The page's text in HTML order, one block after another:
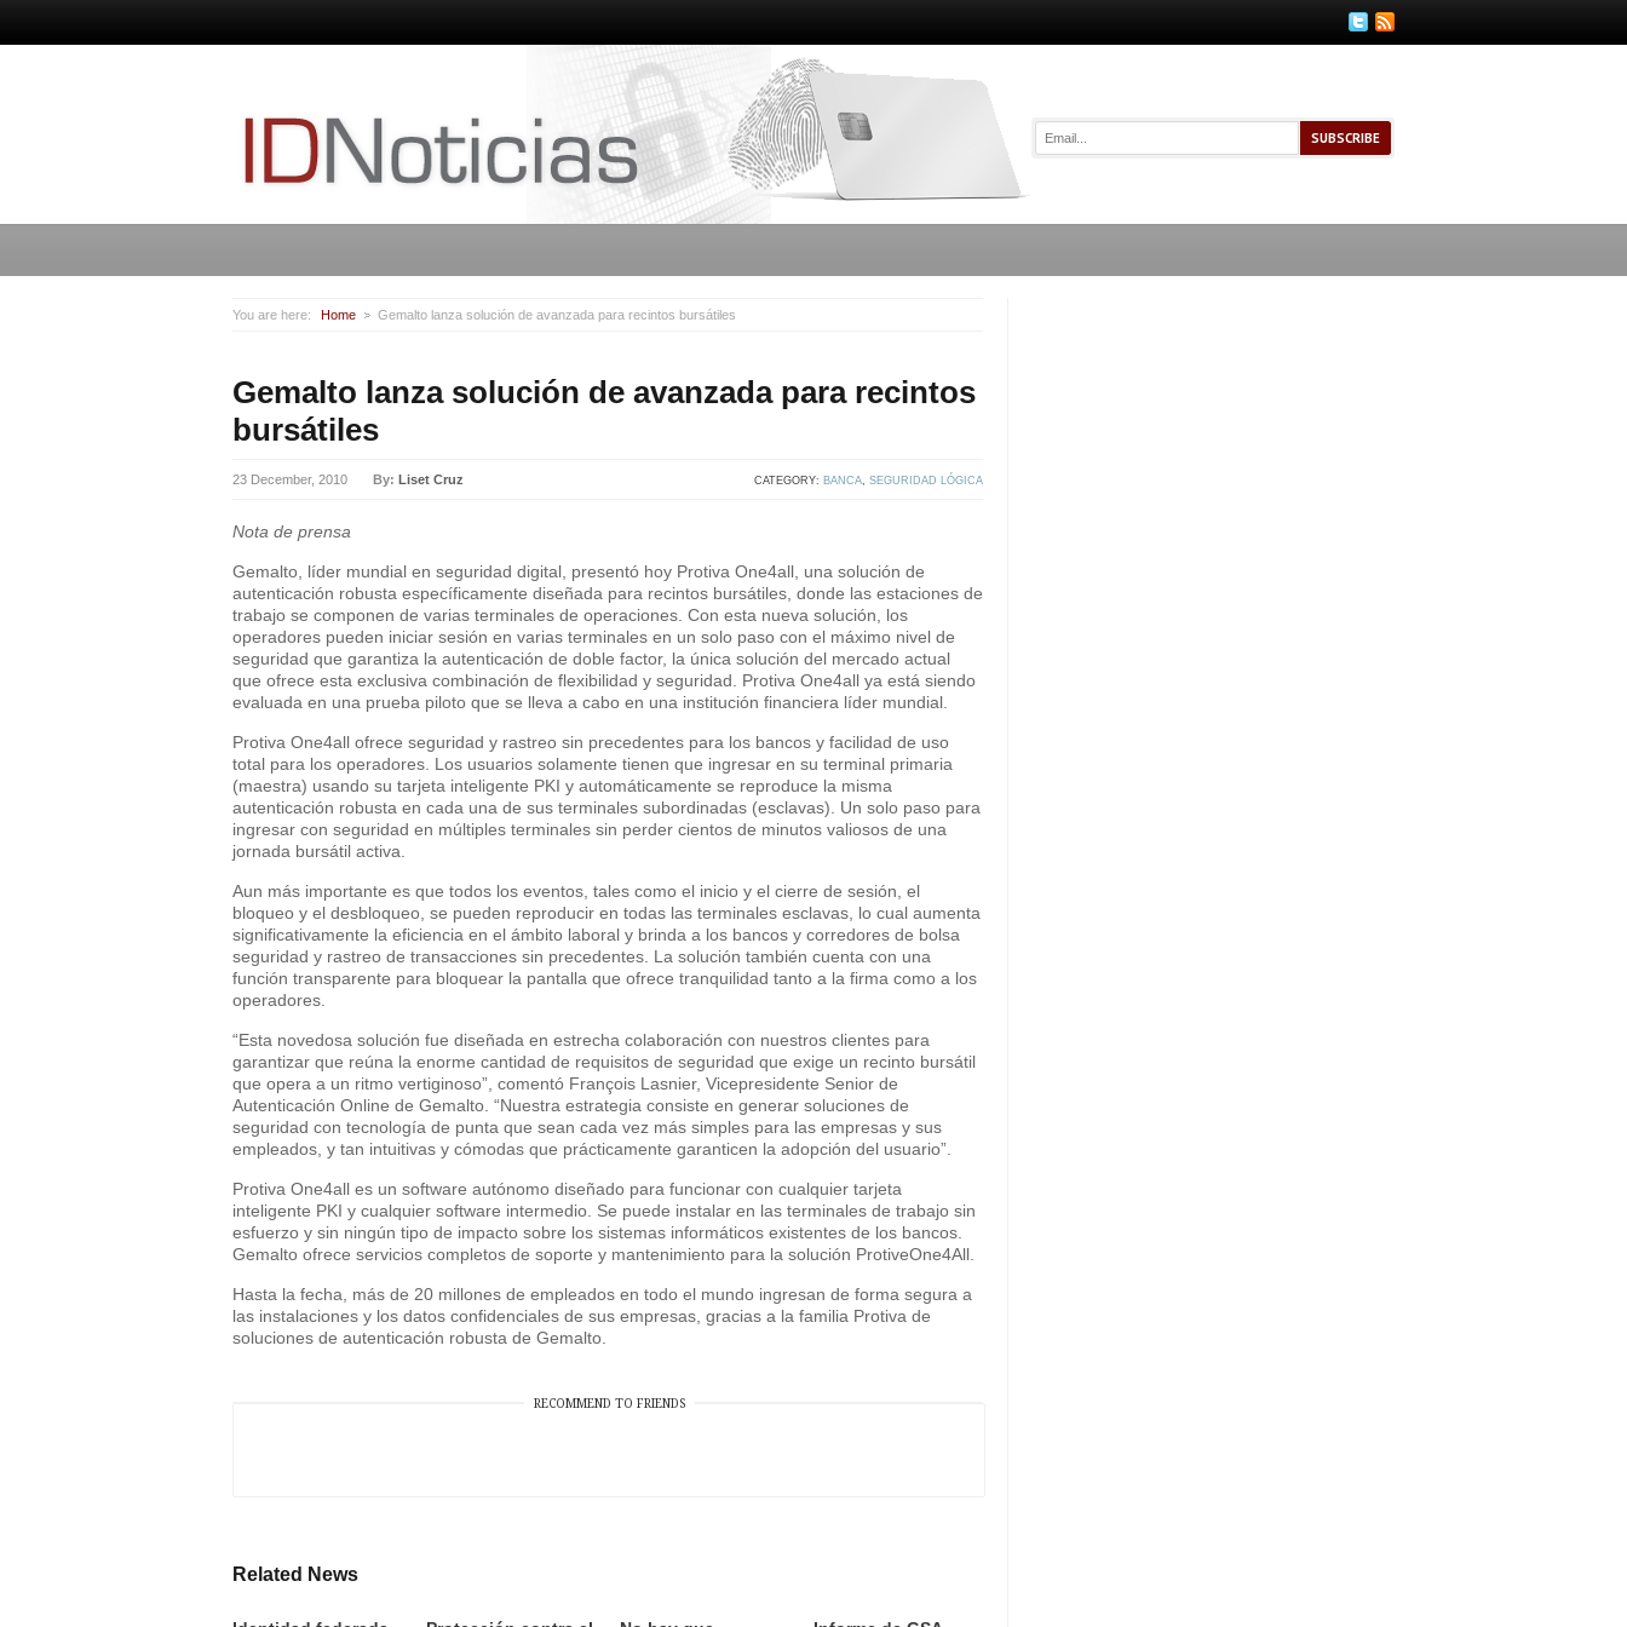
You are here: Home Gemalto lanza solución de avanzada para recintos bursátiles
Gemalto lanza solución de avanzada para recintos
bursátiles
23 December, 2010 By: Liset Cruz CATEGORY: BANCA, SEGURIDAD LÓGICA
Nota de prensa
Gemalto, líder mundial en seguridad digital, presentó hoy Protiva One4all, una solución de
autenticación robusta específicamente diseñada para recintos bursátiles, donde las estaciones de
trabajo se componen de varias terminales de operaciones. Con esta nueva solución, los
operadores pueden iniciar sesión en varias terminales en un solo paso con el máximo nivel de
seguridad que garantiza la autenticación de doble factor, la única solución del mercado actual
que ofrece esta exclusiva combinación de flexibilidad y seguridad. Protiva One4all ya está siendo
evaluada en una prueba piloto que se lleva a cabo en una institución financiera líder mundial.
Protiva One4all ofrece seguridad y rastreo sin precedentes para los bancos y facilidad de uso
total para los operadores. Los usuarios solamente tienen que ingresar en su terminal primaria
(maestra) usando su tarjeta inteligente PKI y automáticamente se reproduce la misma
autenticación robusta en cada una de sus terminales subordinadas (esclavas). Un solo paso para
ingresar con seguridad en múltiples terminales sin perder cientos de minutos valiosos de una
jornada bursátil activa.
Aun más importante es que todos los eventos, tales como el inicio y el cierre de sesión, el
bloqueo y el desbloqueo, se pueden reproducir en todas las terminales esclavas, lo cual aumenta
significativamente la eficiencia en el ámbito laboral y brinda a los bancos y corredores de bolsa
seguridad y rastreo de transacciones sin precedentes. La solución también cuenta con una
función transparente para bloquear la pantalla que ofrece tranquilidad tanto a la firma como a los
operadores.
“Esta novedosa solución fue diseñada en estrecha colaboración con nuestros clientes para
garantizar que reúna la enorme cantidad de requisitos de seguridad que exige un recinto bursátil
que opera a un ritmo vertiginoso”, comentó François Lasnier, Vicepresidente Senior de
Autenticación Online de Gemalto. “Nuestra estrategia consiste en generar soluciones de
seguridad con tecnología de punta que sean cada vez más simples para las empresas y sus
empleados, y tan intuitivas y cómodas que prácticamente garanticen la adopción del usuario”.
Protiva One4all es un software autónomo diseñado para funcionar con cualquier tarjeta
inteligente PKI y cualquier software intermedio. Se puede instalar en las terminales de trabajo sin
esfuerzo y sin ningún tipo de impacto sobre los sistemas informáticos existentes de los bancos.
Gemalto ofrece servicios completos de soporte y mantenimiento para la solución ProtiveOne4All.
Hasta la fecha, más de 20 millones de empleados en todo el mundo ingresan de forma segura a
las instalaciones y los datos confidenciales de sus empresas, gracias a la familia Protiva de
soluciones de autenticación robusta de Gemalto.
RECOMMEND TO FRIENDS
Related News